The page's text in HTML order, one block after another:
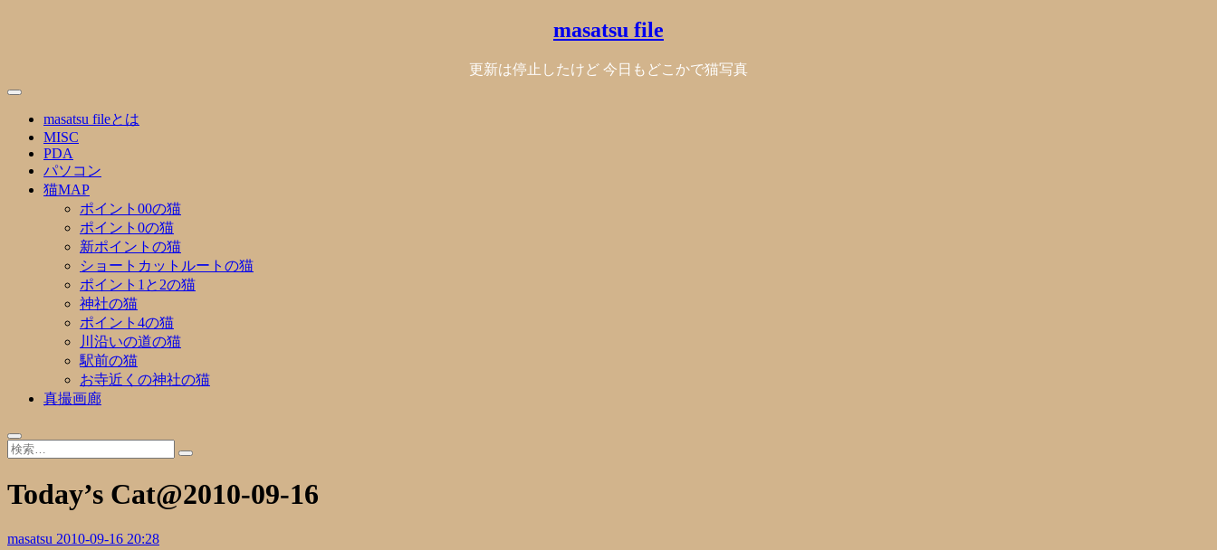
masatsu file
更新は停止したけど 今日もどこかで猫写真
masatsu fileとは
MISC
PDA
パソコン
猫MAP
ポイント00の猫
ポイント0の猫
新ポイントの猫
ショートカットルートの猫
ポイント1と2の猫
神社の猫
ポイント4の猫
川沿いの道の猫
駅前の猫
お寺近くの神社の猫
真撮画廊
Today’s Cat@2010-09-16
masatsu 2010-09-16 20:28